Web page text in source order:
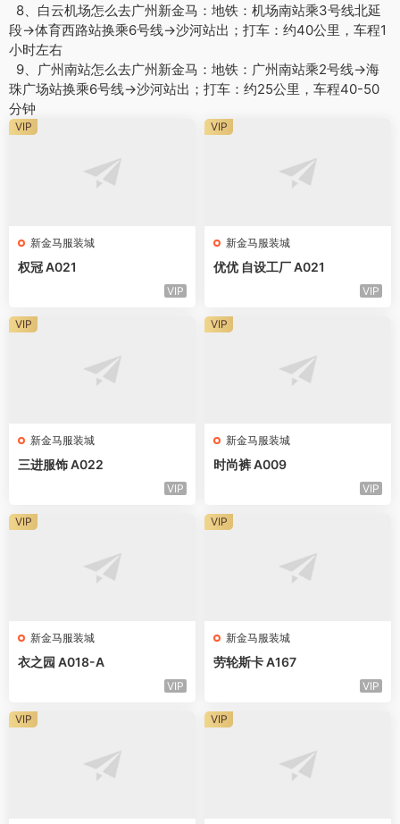
8、白云机场怎么去广州新金马：地铁：机场南站乘3号线北延
段→体育西路站换乘6号线→沙河站出；打车：约40公里，车程1
小时左右
9、广州南站怎么去广州新金马：地铁：广州南站乘2号线→海
珠广场站换乘6号线→沙河站出；打车：约25公里，车程40-50
分钟
新金马服装城
权冠 A021
VIP
VIP
新金马服装城
优优 自设工厂 A021
VIP
VIP
新金马服装城
三进服饰 A022
VIP
VIP
新金马服装城
时尚裤 A009
VIP
VIP
新金马服装城
衣之园 A018-A
VIP
VIP
新金马服装城
劳轮斯卡 A167
VIP
VIP
VIP VIP